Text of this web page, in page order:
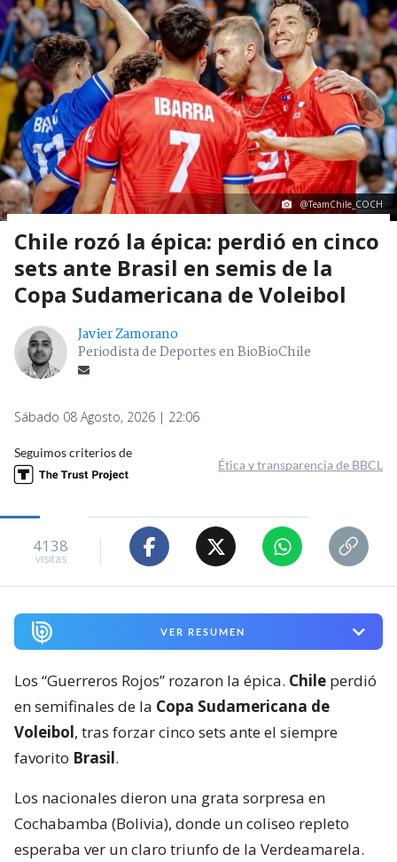
@TeamChile_COCH
Chile rozó la épica: perdió en cinco
sets ante Brasil en semis de la
Copa Sudamericana de Voleibol
Javier Zamorano
Periodista de Deportes en BioBioChile
Sábado 08 Agosto, 2026 | 22:06
Seguimos criterios de
Ética y transparencia de BBCL
4138
visitas
VER RESUMEN
Los “Guerreros Rojos” rozaron la épica. Chile perdió
en semifinales de la Copa Sudamericana de
Voleibol, tras forzar cinco sets ante el siempre
favorito Brasil.
Los nacionales dieron una grata sorpresa en
Cochabamba (Bolivia), donde un coliseo repleto
esperaba ver un claro triunfo de la Verdeamarela.